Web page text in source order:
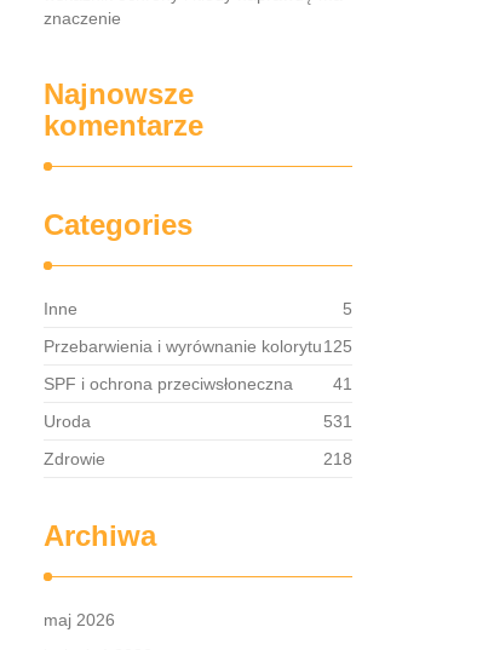
znaczenie
Najnowsze
komentarze
Categories
Inne
5
Przebarwienia i wyrównanie kolorytu125
SPF i ochrona przeciwsłoneczna
41
Uroda
531
Zdrowie
218
Archiwa
maj 2026